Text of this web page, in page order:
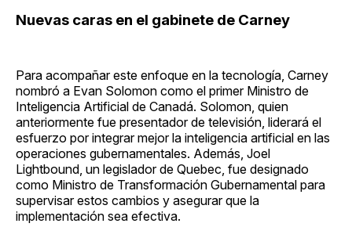
Nuevas caras en el gabinete de Carney
Para acompañar este enfoque en la tecnología, Carney
nombró a Evan Solomon como el primer Ministro de
Inteligencia Artificial de Canadá. Solomon, quien
anteriormente fue presentador de televisión, liderará el
esfuerzo por integrar mejor la inteligencia artificial en las
operaciones gubernamentales. Además, Joel
Lightbound, un legislador de Quebec, fue designado
como Ministro de Transformación Gubernamental para
supervisar estos cambios y asegurar que la
implementación sea efectiva.